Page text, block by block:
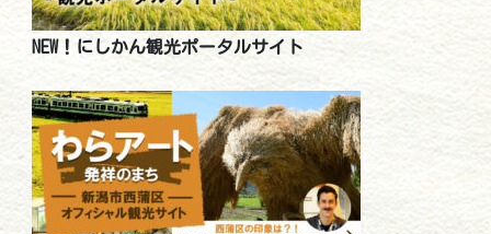
NEW！にしかん観光ポータルサイト